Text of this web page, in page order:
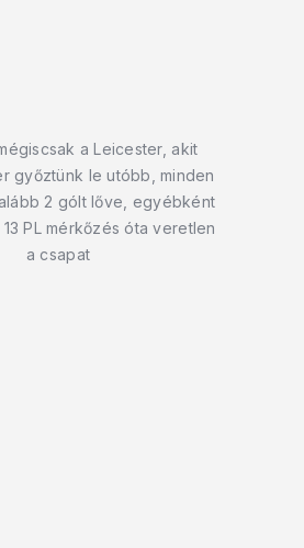
a Leicester, akit
győztünk le utóbb, minden
2 gólt lőve, egyébként
PL mérkőzés óta veretlen
a csapat